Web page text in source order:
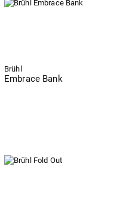
Brühl
Embrace Bank